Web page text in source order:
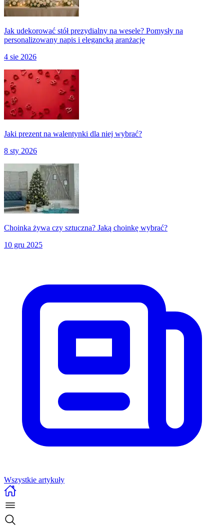
Jak udekorować stół prezydialny na wesele? Pomysły na
personalizowany napis i elegancką aranżację
4 sie 2026
Jaki prezent na walentynki dla niej wybrać?
8 sty 2026
Choinka żywa czy sztuczna? Jaką choinkę wybrać?
10 gru 2025
Wszystkie artykuły